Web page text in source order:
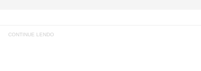
CONTINUE LENDO